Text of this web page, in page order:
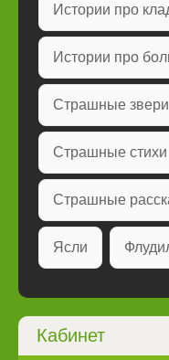
Истории про
Истории про
Страшные звери
Страшные стихи
Страшные
Ясли
Кабинет